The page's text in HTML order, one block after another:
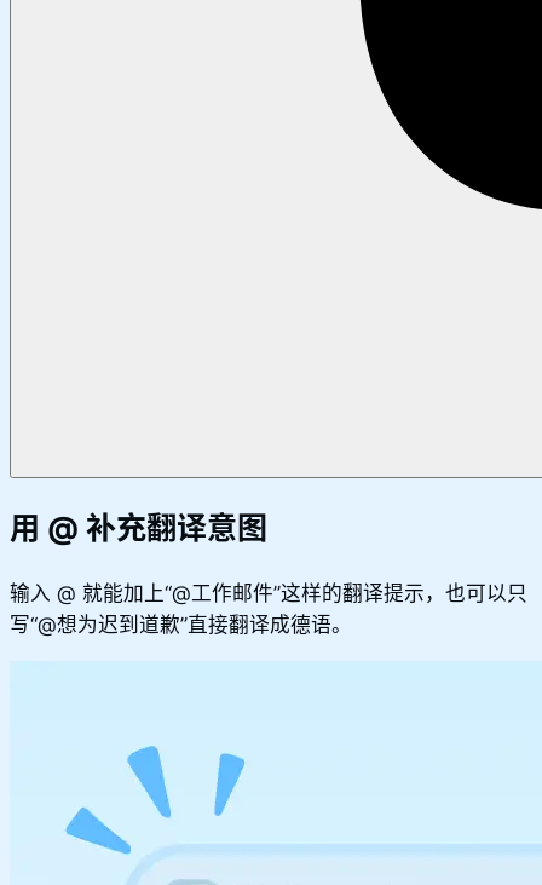
用 @ 补充翻译意图
输入 @ 就能加上“@工作邮件”这样的翻译提示，也可以只
写“@想为迟到道歉”直接翻译成德语。